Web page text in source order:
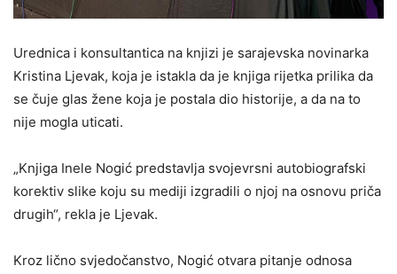
Urednica i konsultantica na knjizi je sarajevska novinarka
Kristina Ljevak, koja je istakla da je knjiga rijetka prilika da
se čuje glas žene koja je postala dio historije, a da na to
nije mogla uticati.
„Knjiga Inele Nogić predstavlja svojevrsni autobiografski
korektiv slike koju su mediji izgradili o njoj na osnovu priča
drugih“, rekla je Ljevak.
Kroz lično svjedočanstvo, Nogić otvara pitanje odnosa